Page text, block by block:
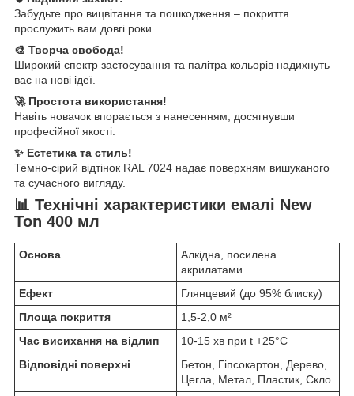
Забудьте про вицвітання та пошкодження – покриття
прослужить вам довгі роки.
🎨 Творча свобода!
Широкий спектр застосування та палітра кольорів надихнуть
вас на нові ідеї.
🚀 Простота використання!
Навіть новачок впорається з нанесенням, досягнувши
професійної якості.
✨ Естетика та стиль!
Темно-сірий відтінок RAL 7024 надає поверхням вишуканого
та сучасного вигляду.
📊 Технічні характеристики емалі New
Ton 400 мл
Основа
Алкідна, посилена
акрилатами
Ефект
Глянцевий (до 95% блиску)
Площа покриття
1,5-2,0 м²
Час висихання на відлип
10-15 хв при t +25°С
Відповідні поверхні
Бетон, Гіпсокартон, Дерево,
Цегла, Метал, Пластик, Скло